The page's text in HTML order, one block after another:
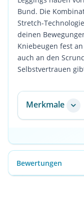
Bund. Die
Stretch-
deinen
Kniebeugen fest
auch an den
Selbstvertrauen
Merkmale
Bewertungen